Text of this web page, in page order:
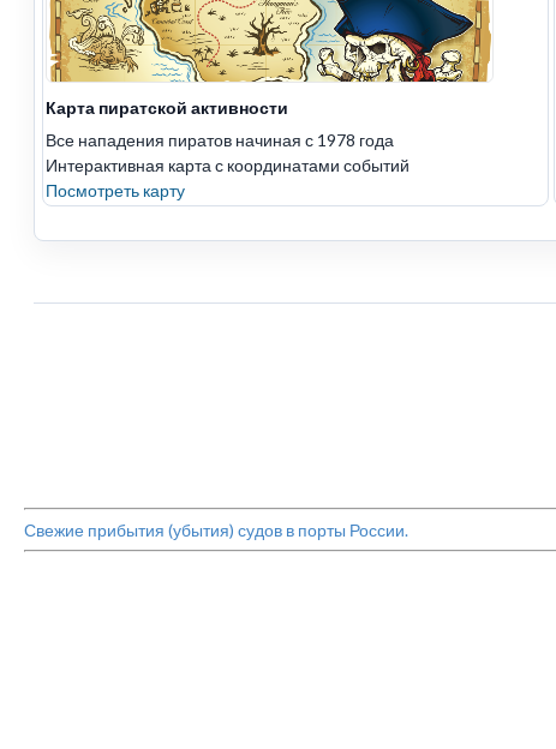
Карта пиратской активности
Все нападения пиратов начиная с 1978 года
Интерактивная карта с координатами событий
Посмотреть карту
Свежие прибытия (убытия) судов в порты России.